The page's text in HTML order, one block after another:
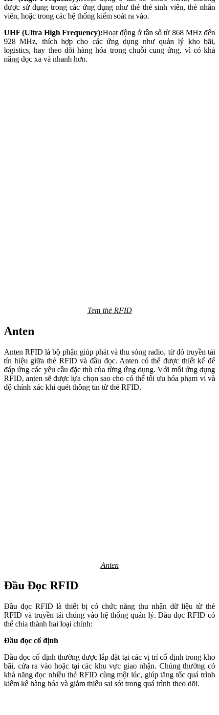
được sử dụng trong các ứng dụng như thẻ thẻ sinh viên, thẻ nhân
viên, hoặc trong các hệ thống kiểm soát ra vào.
UHF (Ultra High Frequency):Hoạt động ở tần số từ 868 MHz đến
928 MHz, thích hợp cho các ứng dụng như quản lý kho bãi,
logistics, hay theo dõi hàng hóa trong chuỗi cung ứng, vì có khả
năng đọc xa và nhanh hơn.
Tem thẻ RFID
Anten
Anten RFID là bộ phận giúp phát và thu sóng radio, từ đó truyền tải
tín hiệu giữa thẻ RFID và đầu đọc. Anten có thể được thiết kế để
đáp ứng các yêu cầu đặc thù của từng ứng dụng. Với mỗi ứng dụng
RFID, anten sẽ được lựa chọn sao cho có thể tối ưu hóa phạm vi và
độ chính xác khi quét thông tin từ thẻ RFID.
Anten
Đầu Đọc RFID
Đầu đọc RFID là thiết bị có chức năng thu nhận dữ liệu từ thẻ
RFID và truyền tải chúng vào hệ thống quản lý. Đầu đọc RFID có
thể chia thành hai loại chính:
Đầu đọc cố định
Đầu đọc cố định thường được lắp đặt tại các vị trí cố định trong kho
bãi, cửa ra vào hoặc tại các khu vực giao nhận. Chúng thường có
khả năng đọc nhiều thẻ RFID cùng một lúc, giúp tăng tốc quá trình
kiểm kê hàng hóa và giảm thiểu sai sót trong quá trình theo dõi.